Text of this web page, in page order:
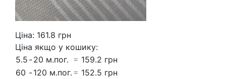
Ціна: 161.8 грн
Ціна якщо у кошику:
5.5 -20 м.пог. = 159.2 грн
60 -120 м.пог. = 152.5 грн